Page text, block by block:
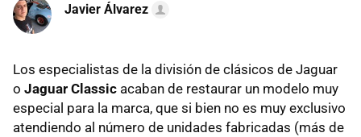
Javier Álvarez
Los especialistas de la división de clásicos de Jaguar
o Jaguar Classic acaban de restaurar un modelo muy
especial para la marca, que si bien no es muy exclusivo
atendiendo al número de unidades fabricadas (más de